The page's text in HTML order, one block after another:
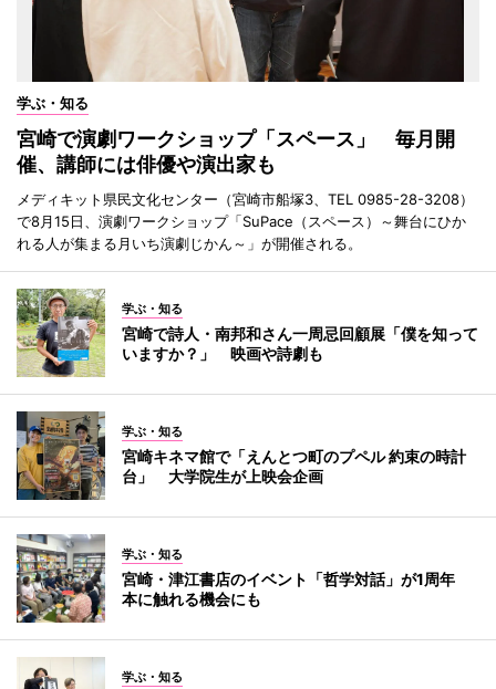
学ぶ・知る
宮崎で演劇ワークショップ「スペース」 毎月開
催、講師には俳優や演出家も
メディキット県民文化センター（宮崎市船塚3、TEL 0985-28-3208）
で8月15日、演劇ワークショップ「SuPace（スペース）～舞台にひか
れる人が集まる月いち演劇じかん～」が開催される。
学ぶ・知る
宮崎で詩人・南邦和さん一周忌回顧展「僕を知って
いますか？」 映画や詩劇も
学ぶ・知る
宮崎キネマ館で「えんとつ町のプペル 約束の時計
台」 大学院生が上映会企画
学ぶ・知る
宮崎・津江書店のイベント「哲学対話」が1周年
本に触れる機会にも
学ぶ・知る